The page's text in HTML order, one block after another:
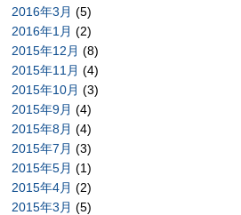
2016年3月 (5)
2016年1月 (2)
2015年12月 (8)
2015年11月 (4)
2015年10月 (3)
2015年9月 (4)
2015年8月 (4)
2015年7月 (3)
2015年5月 (1)
2015年4月 (2)
2015年3月 (5)